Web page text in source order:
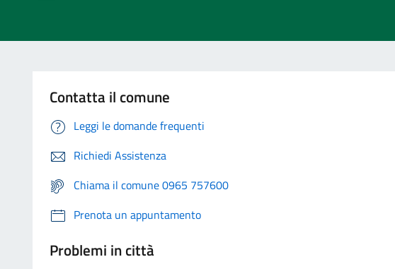
Contatta il comune
Leggi le domande frequenti
Richiedi Assistenza
Chiama il comune 0965 757600
Prenota un appuntamento
Problemi in città